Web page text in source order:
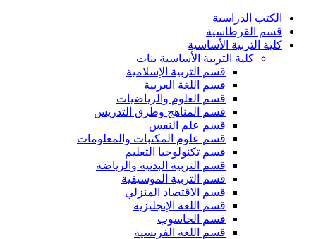
الكتب الدراسية
قسم القرطاسية
كلية التربية الأساسية
كلية التربية الأساسية بنات
قسم التربية الإسلامية
قسم اللغة العربية
قسم العلوم والرياضيات
قسم المناهج وطرق التدريس
قسم علم النفس
قسم علوم المكتبات والمعلومات
قسم تكنولوجيا التعليم
قسم التربية البدنية والرياضة
قسم التربية الموسيقية
قسم الاقتصاد المنزلي
قسم اللغة الإنجليزية
قسم الحاسوب
قسم اللغة الفرنسية